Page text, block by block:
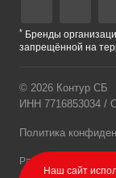
* Бренды
запрещённой на
© 2026 Контур СБ
ИНН 7716853034 /
Политика
Разработка сайта –
Наш сайт